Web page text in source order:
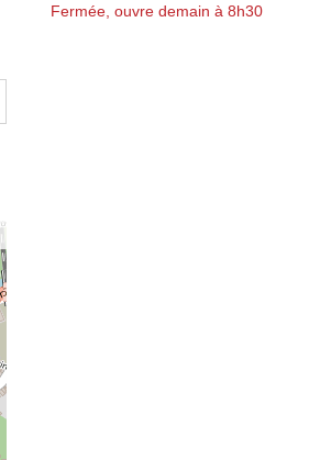
Fermée, ouvre demain à 8h30